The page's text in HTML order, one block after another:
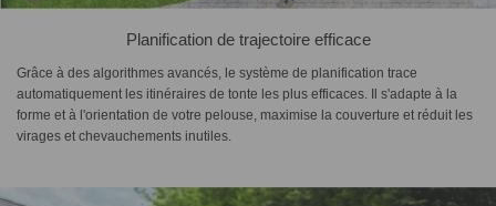
Planification de trajectoire efficace
Grâce à des algorithmes avancés, le système de planification trace
automatiquement les itinéraires de tonte les plus efficaces. Il s'adapte à la
forme et à l'orientation de votre pelouse, maximise la couverture et réduit les
virages et chevauchements inutiles.